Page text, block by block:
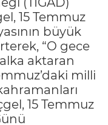
15 Temmuz
büyük
“O gece
aktaran
milli
15 Temmuz